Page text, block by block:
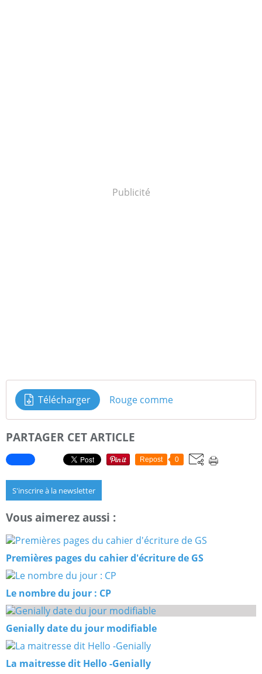
Publicité
Télécharger Rouge comme
PARTAGER CET ARTICLE
Repost 0
S'inscrire à la newsletter
Vous aimerez aussi :
Premières pages du cahier d'écriture de GS
Le nombre du jour : CP
Genially date du jour modifiable
La maitresse dit Hello -Genially